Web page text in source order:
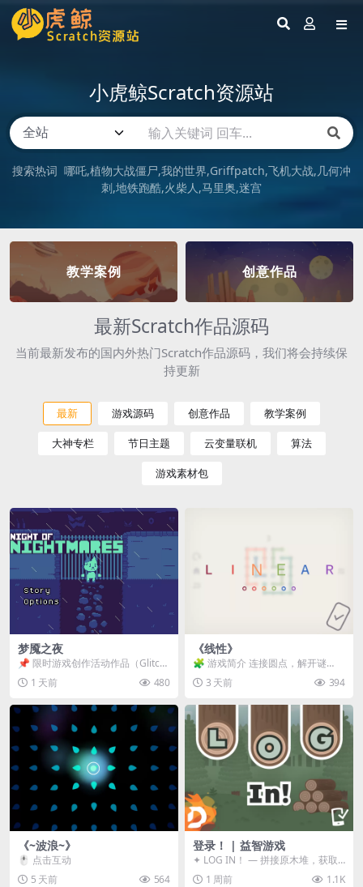
小虎鲸Scratch资源站
搜索热词 哪吒 植物大战僵尸 我的世界 Griffpatch 飞机大战 几何冲
刺 地铁跑酷 火柴人 马里奥 迷宫
教学案例 创意作品
最新Scratch作品源码
当前最新发布的国内外热门Scratch作品源码，我们将会持续保
持更新
最新 游戏源码 创意作品 教学案例
大神专栏 节日主题 云变量联机 算法
游戏素材包
梦魇之夜
📌 限时游戏创作活动作品（Glitch
Game Jam） 📖 故事背景 怪物四...
1 天前 480
《线性》
🧩 游戏简介 连接圆点，解开谜
题。 ⚠️ 重要提示 所有关卡均可通
关，请确保使用...
3 天前 394
《~波浪~》
🖱️ 点击互动
5 天前
564
登录！ | 益智游戏
✦ LOG IN！ — 拼接原木堆，获取
分数！ ᑕ☲◎ ᑕ☲◎ ᑕ☲◎ ᑕ☲◎ ...
1 周前 1.1K